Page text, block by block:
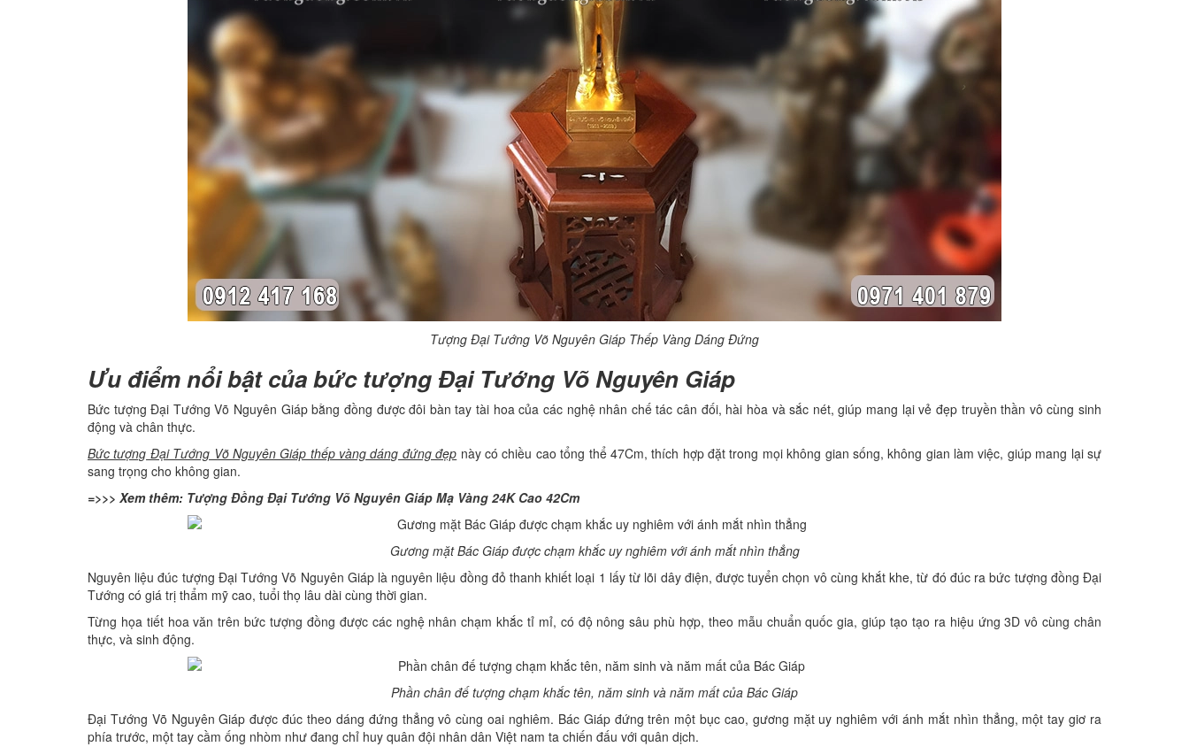
Tượng Đại Tướng Võ Nguyên Giáp Thếp Vàng Dáng Đứng
Ưu điểm nổi bật của bức tượng Đại Tướng Võ Nguyên Giáp
Bức tượng Đại Tướng Võ Nguyên Giáp bằng đồng được đôi bàn tay tài hoa của các nghệ nhân chế tác cân đối, hài hòa và sắc nét, giúp mang lại vẻ đẹp truyền thần vô cùng sinh
động và chân thực.
Bức tượng Đại Tướng Võ Nguyên Giáp thếp vàng dáng đứng đẹp này có chiều cao tổng thể 47Cm, thích hợp đặt trong mọi không gian sống, không gian làm việc, giúp mang lại sự
sang trọng cho không gian.
=>>> Xem thêm: Tượng Đồng Đại Tướng Võ Nguyên Giáp Mạ Vàng 24K Cao 42Cm
Gương mặt Bác Giáp được chạm khắc uy nghiêm với ánh mắt nhìn thẳng
Nguyên liệu đúc tượng Đại Tướng Võ Nguyên Giáp là nguyên liệu đồng đỏ thanh khiết loại 1 lấy từ lõi dây điện, được tuyển chọn vô cùng khắt khe, từ đó đúc ra bức tượng đồng Đại
Tướng có giá trị thẩm mỹ cao, tuổi thọ lâu dài cùng thời gian.
Từng họa tiết hoa văn trên bức tượng đồng được các nghệ nhân chạm khắc tỉ mỉ, có độ nông sâu phù hợp, theo mẫu chuẩn quốc gia, giúp tạo tạo ra hiệu ứng 3D vô cùng chân
thực, và sinh động.
Phần chân đế tượng chạm khắc tên, năm sinh và năm mất của Bác Giáp
Đại Tướng Võ Nguyên Giáp được đúc theo dáng đứng thẳng vô cùng oai nghiêm. Bác Giáp đứng trên một bục cao, gương mặt uy nghiêm với ánh mắt nhìn thẳng, một tay giơ ra
phía trước, một tay cầm ống nhòm như đang chỉ huy quân đội nhân dân Việt nam ta chiến đấu với quân dịch.